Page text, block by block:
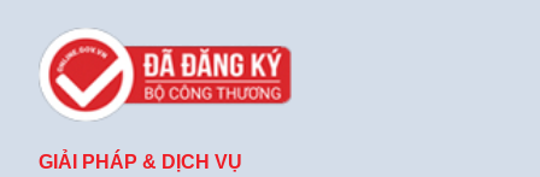
GIẢI PHÁP & DỊCH VỤ